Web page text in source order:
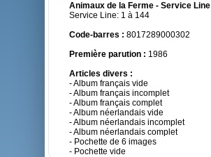
Animaux de la Ferme - Service Line
Service Line: 1 à 144
Code-barres : 8017289000302
Première parution : 1986
Articles divers :
- Album français vide
- Album français incomplet
- Album français complet
- Album néerlandais vide
- Album néerlandais incomplet
- Album néerlandais complet
- Pochette de 6 images
- Pochette vide